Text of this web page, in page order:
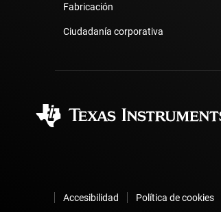
Fabricación
Ciudadanía corporativa
Accesibilidad Política de cookies